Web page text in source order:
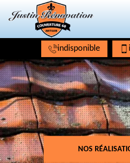
indisponible
NOS